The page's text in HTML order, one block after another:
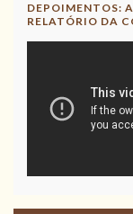
DEPOIMENTOS:
RELATÓRIO DA